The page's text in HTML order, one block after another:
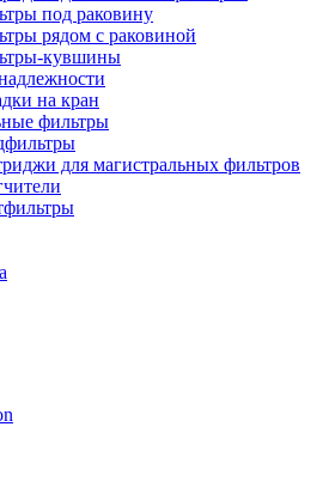
под раковину
рядом с раковиной
кувшины
на кран
фильтры
для магистральных фильтров